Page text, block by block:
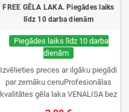
FREE GĒLA LAKA. Piegādes laiks
līdz 10 darba dienām
Piegādes laiks līdz 10 darba
dienām
Izvēlieties preces ar ilgāku piegādi
par zemāku cenuProfesionālas
kvalitātes gēla laka VENALISA bez